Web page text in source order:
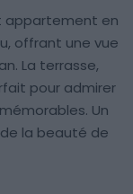
appartement en
offrant une vue
La terrasse,
pour admirer
Un
la beauté de